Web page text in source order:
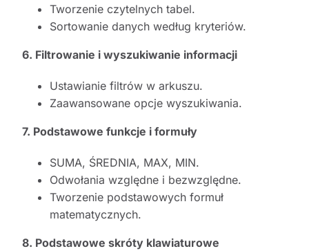
Tworzenie czytelnych tabel.
Sortowanie danych według kryteriów.
6. Filtrowanie i wyszukiwanie informacji
Ustawianie filtrów w arkuszu.
Zaawansowane opcje wyszukiwania.
7. Podstawowe funkcje i formuły
SUMA, ŚREDNIA, MAX, MIN.
Odwołania względne i bezwzględne.
Tworzenie podstawowych formuł
matematycznych.
8. Podstawowe skróty klawiaturowe